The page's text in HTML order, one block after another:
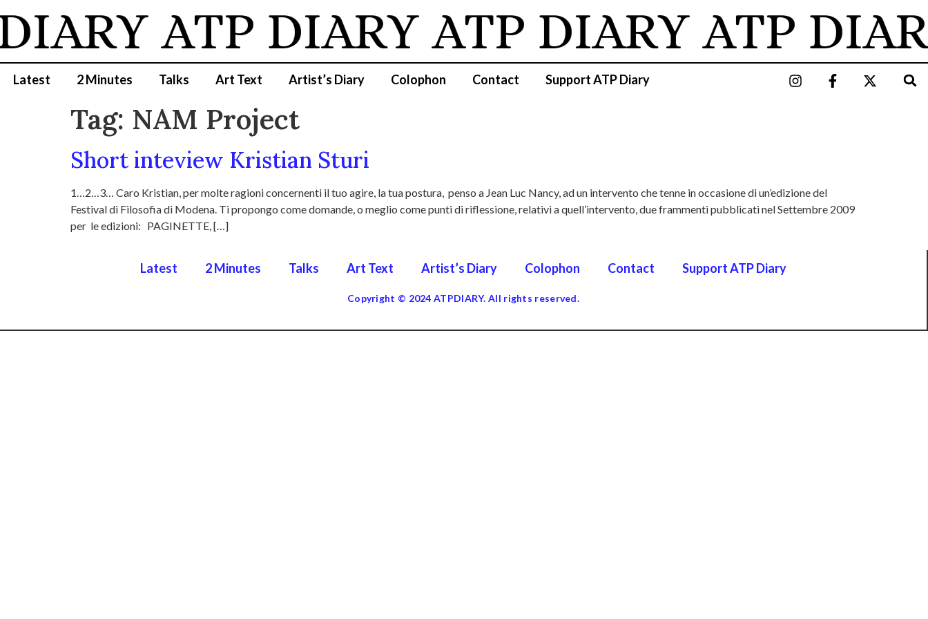
ATP DIARY ATP DIARY ATP
Latest 2 Minutes Talks Art Text Artist’s Diary Colophon Contact Support ATP Diary
Tag: NAM Project
Short inteview Kristian Sturi
1…2…3… Caro Kristian, per molte ragioni concernenti il tuo agire, la tua postura, penso a Jean Luc Nancy, ad un intervento che tenne in occasione di un’edizione del
Festival di Filosofia di Modena. Ti propongo come domande, o meglio come punti di riflessione, relativi a quell’intervento, due frammenti pubblicati nel Settembre 2009
per le edizioni: PAGINETTE, […]
Latest 2 Minutes Talks Art Text Artist’s Diary Colophon Contact Support ATP Diary
Copyright © 2024 ATPDIARY. All rights reserved.